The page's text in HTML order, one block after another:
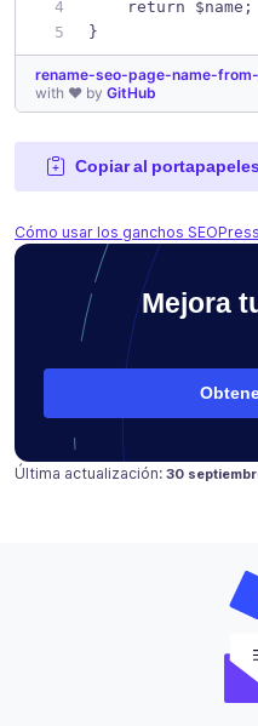
    return $name;
}
rename-seo-page-name-
with ❤ by GitHub
Copiar al portapapeles
Cómo usar los ganchos SEOPress
Mejora
Última actualización: Publicado en
17 julio 2021
30